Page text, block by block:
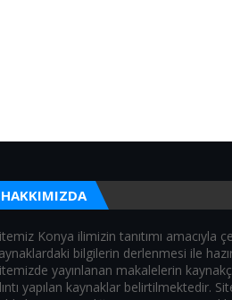
HAKKIMIZDA
Konya ilimizin tanıtımı amacıyla
bilgilerin derlenmesi ile
yayınlanan makalelerin
yapılan kaynaklar belirtilmektedir.